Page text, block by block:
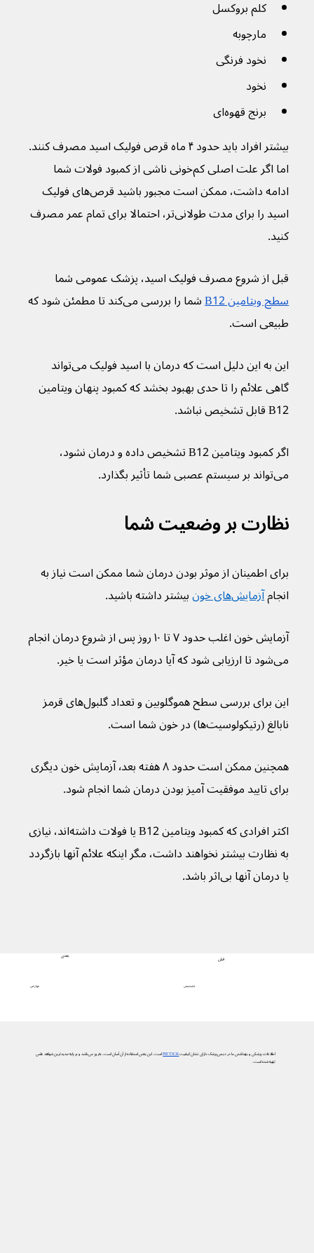
کلم بروکسل
مارچوبه
نخود فرنگی
نخود
برنج قهوه‌ای
بیشتر افراد باید حدود ۴ ماه قرص فولیک اسید مصرف کنند.
اما اگر علت اصلی کم‌خونی ناشی از کمبود فولات شما
ادامه داشت، ممکن است مجبور باشید قرص‌های فولیک
اسید را برای مدت طولانی‌تر، احتمالا برای تمام عمر مصرف
کنید.
قبل از شروع مصرف فولیک اسید، پزشک عمومی شما
سطح ویتامین B12
شما را بررسی می‌کند تا مطمئن شود که
طبیعی است.
این به این دلیل است که درمان با اسید فولیک می‌تواند
گاهی علائم را تا حدی بهبود بخشد که کمبود پنهان ویتامین
B12 قابل تشخیص نباشد.
اگر کمبود ویتامین B12 تشخیص داده و درمان نشود،
می‌تواند بر سیستم عصبی شما تأثیر بگذارد.
نظارت بر وضعیت شما
برای اطمینان از موثر بودن درمان شما ممکن است نیاز به
انجام آزمایش‌های خون
بیشتر داشته باشید.
آزمایش خون اغلب حدود ۷ تا ۱۰ روز پس از شروع درمان انجام
می‌شود تا ارزیابی شود که آیا درمان مؤثر است یا خیر.
این برای بررسی سطح هموگلوبین و تعداد گلبول‌های قرمز
نابالغ (رتیکولوسیت‌ها) در خون شما است.
همچنین ممکن است حدود ۸ هفته بعد٬ آزمایش خون دیگری
برای تایید موفقیت آمیز بودن درمان شما انجام شود.
اکثر افرادی که کمبود ویتامین B12 یا فولات داشته‌اند، نیازی
به نظارت بیشتر نخواهند داشت، مگر اینکه علائم آنها بازگردد
یا درمان آنها بی‌اثر باشد.
عوارض
بعدی
تشخیص
قبلی
اطلاعات پزشکی و بهداشتی ما در دیجی‌پزشک دارای نشان کیفیتPIF TICKاست. این یعنی استفاده از آن آسان است، به‌روز می‌باشد و بر پایه جدیدترین شواهد علمی
تهیه شده است.